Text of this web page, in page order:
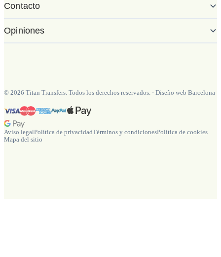
Contacto
Opiniones
© 2026 Titan Transfers. Todos los derechos reservados. · Diseño web Barcelona
Aviso legalPolítica de privacidadTérminos y condicionesPolítica de cookies
Mapa del sitio